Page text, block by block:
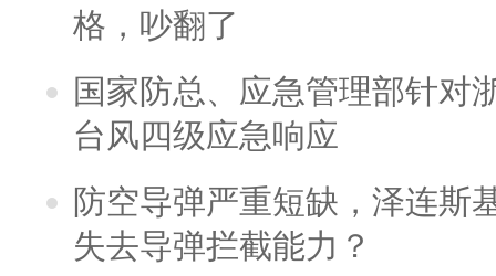
格，吵翻了
国家防总、应急管理部针对
台风四级应急响应
防空导弹严重短缺，泽连斯
失去导弹拦截能力？